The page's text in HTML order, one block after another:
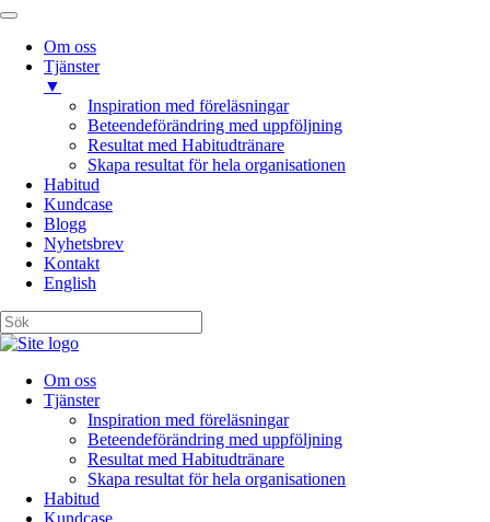
Om oss
Tjänster
▼
Inspiration med föreläsningar
Beteendeförändring med uppföljning
Resultat med Habitudtränare
Skapa resultat för hela organisationen
Habitud
Kundcase
Blogg
Nyhetsbrev
Kontakt
English
Om oss
Tjänster
Inspiration med föreläsningar
Beteendeförändring med uppföljning
Resultat med Habitudtränare
Skapa resultat för hela organisationen
Habitud
Kundcase